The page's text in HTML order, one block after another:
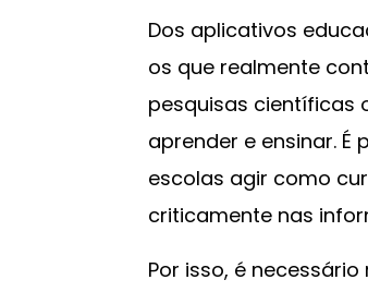
Dos aplicativos
os que realmente
pesquisas científicas
aprender e ensinar.
escolas agir como
criticamente nas
Por isso, é